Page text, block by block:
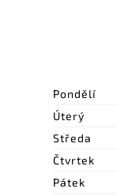
Pondělí
Úterý
Středa
Čtvrtek
Pátek